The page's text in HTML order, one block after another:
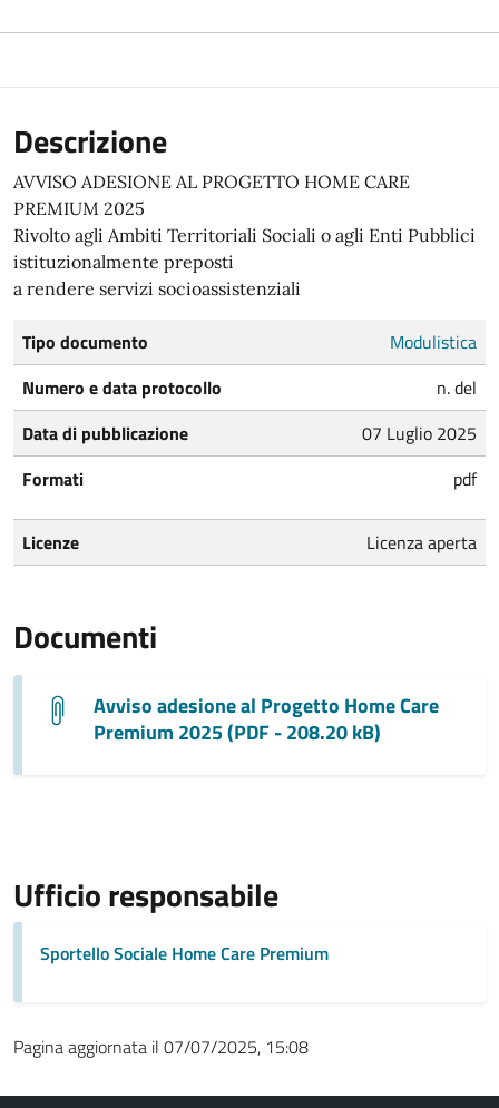
Descrizione
AVVISO ADESIONE AL PROGETTO HOME CARE
PREMIUM 2025
Rivolto agli Ambiti Territoriali Sociali o agli Enti Pubblici
istituzionalmente preposti
a rendere servizi socioassistenziali
Tipo documento
Modulistica
Numero e data protocollo
n. del
Data di pubblicazione
07 Luglio 2025
Formati
pdf
Licenze Licenza aperta
Documenti
Avviso adesione al Progetto Home Care
Premium 2025 (PDF - 208.20 kB)
Ufficio responsabile
Sportello Sociale Home Care Premium
Pagina aggiornata il 07/07/2025, 15:08